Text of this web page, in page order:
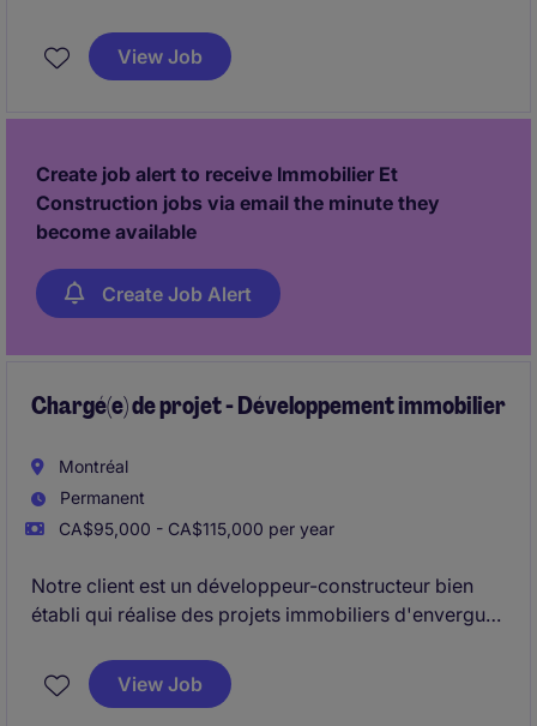
Beaucoup de choses ont changé depuis notre
création en Angleterre en 1976 et le groupe continue
View Job
Create job alert to receive Immobilier Et
Construction jobs via email the minute they
become available
Create Job Alert
Chargé(e) de projet - Développement immobilier
Montréal
Permanent
CA$95,000 - CA$115,000 per year
Notre client est un développeur-constructeur bien
établi qui réalise des projets immobiliers d'envergure
usage mixte dans la région de Montréal.
View Job